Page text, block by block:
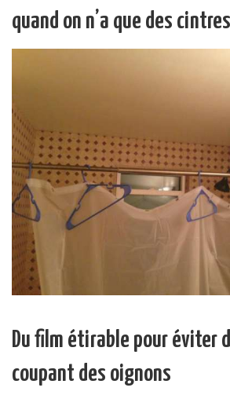
quand on n’a que des cintres
Du film étirable pour éviter
coupant des oignons